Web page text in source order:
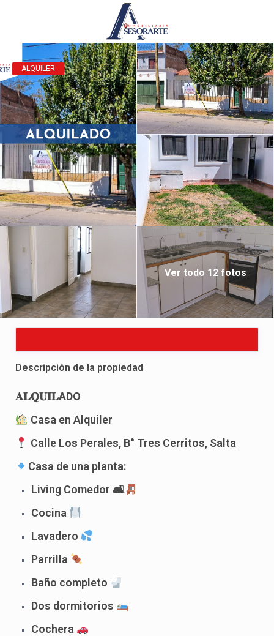
ALQUILER
Ver todo 12 fotos
Descripción de la propiedad
𝐀𝐋𝐐𝐔𝐈𝐋ADO
Casa en Alquiler
Calle Los Perales, B° Tres Cerritos, Salta
Casa de una planta:
Living Comedor 🛋
Cocina
Lavadero
Parrilla
Baño completo
Dos dormitorios
Cochera